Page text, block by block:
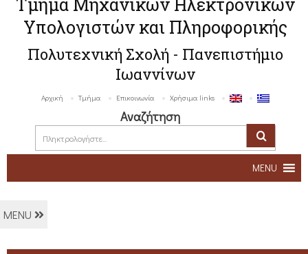
Τμήμα Μηχανικών Ηλεκτρονικών
Υπολογιστών και Πληροφορικής
Πολυτεχνική Σχολή - Πανεπιστήμιο
Ιωαννίνων
Αρχική Τμήμα Επικοινωνία Χρήσιμα links
Αναζήτηση
MENU
MENU